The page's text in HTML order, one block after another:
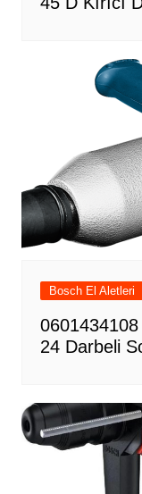
Bosch El Aletleri
24 Darbeli